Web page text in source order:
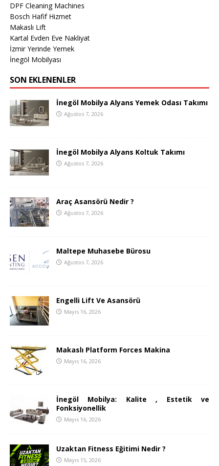
DPF Cleaning Machines
Bosch Hafif Hizmet
Makaslı Lift
Kartal Evden Eve Nakliyat
İzmir Yerinde Yemek
İnegöl Mobilyası
SON EKLENENLER
İnegöl Mobilya Alyans Yemek Odası Takımı
Ağustos 7, 2026
İnegöl Mobilya Alyans Koltuk Takımı
Ağustos 7, 2026
Araç Asansörü Nedir ?
Ağustos 7, 2026
Maltepe Muhasebe Bürosu
Ağustos 7, 2026
Engelli Lift Ve Asansörü
Mayıs 16, 2026
Makaslı Platform Forces Makina
Mayıs 16, 2026
İnegöl Mobilya: Kalite , Estetik ve
Fonksiyonellik
Mayıs 16, 2026
Uzaktan Fitness Eğitimi Nedir ?
Mayıs 15, 2026